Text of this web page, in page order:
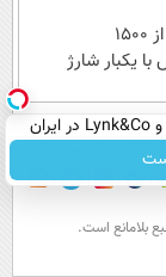
IM LS9 بیش از 1500
با یکبار شارژ
بلامانع است.